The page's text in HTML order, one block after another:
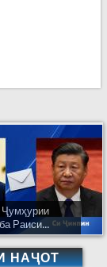
Ҷумҳурии
Раиси...
НАҶОТ